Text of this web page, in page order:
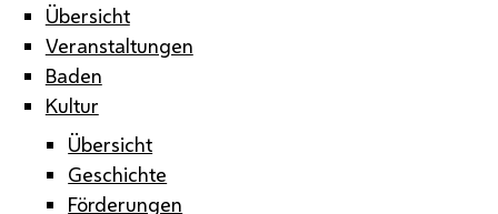
Übersicht
Veranstaltungen
Baden
Kultur
Übersicht
Geschichte
Förderungen